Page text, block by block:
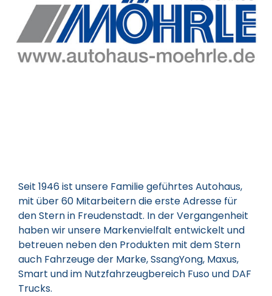
Seit 1946 ist unsere Familie geführtes Autohaus,
mit über 60 Mitarbeitern die erste Adresse für
den Stern in Freudenstadt. In der Vergangenheit
haben wir unsere Markenvielfalt entwickelt und
betreuen neben den Produkten mit dem Stern
auch Fahrzeuge der Marke, SsangYong, Maxus,
Smart und im Nutzfahrzeugbereich Fuso und DAF
Trucks.